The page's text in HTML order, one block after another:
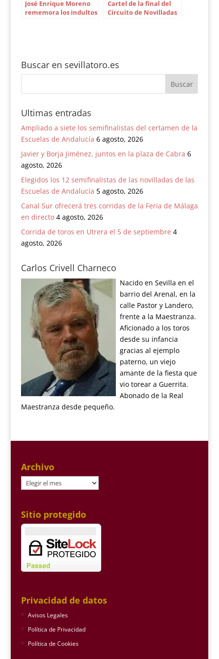
José Enrique Moreno
rememora los indultos
Cartel de la final del
Circuito de Novilladas
Buscar en sevillatoro.es
Ultimas entradas
Ampliado a siete los semifinalistas del certamen de la
Escuelas de Andalucía 6 agosto, 2026
Javier y Borja Jiménez, juntos en la plaza de Cabra 6
agosto, 2026
Elegidos los 12 semifinalistas de las novilladas de las
Escuelas de Andalucía 5 agosto, 2026
Canal Sur ofrecerá tres corridas de la Feria de Málaga
en directo 4 agosto, 2026
Corrida de toros en Utrera el 5 de septiembre 4
agosto, 2026
Carlos Crivell Charneco
Nacido en Sevilla en el
barrio del Arenal, en la
calle Pastor y Landero,
frente a la Maestranza.
Aficionado a los toros
desde su infancia
gracias al ejemplo
paterno, un viejo
amante de la fiesta que
vio torear a Guerrita.
Abonado de la Real
Maestranza desde pequeño.
Archivo
Archivo
Sitio protegido
Privacidad de datos
Avisos Legales
Política de Privacidad
Política de Cookies